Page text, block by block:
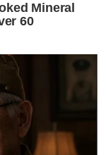
Mineral
60